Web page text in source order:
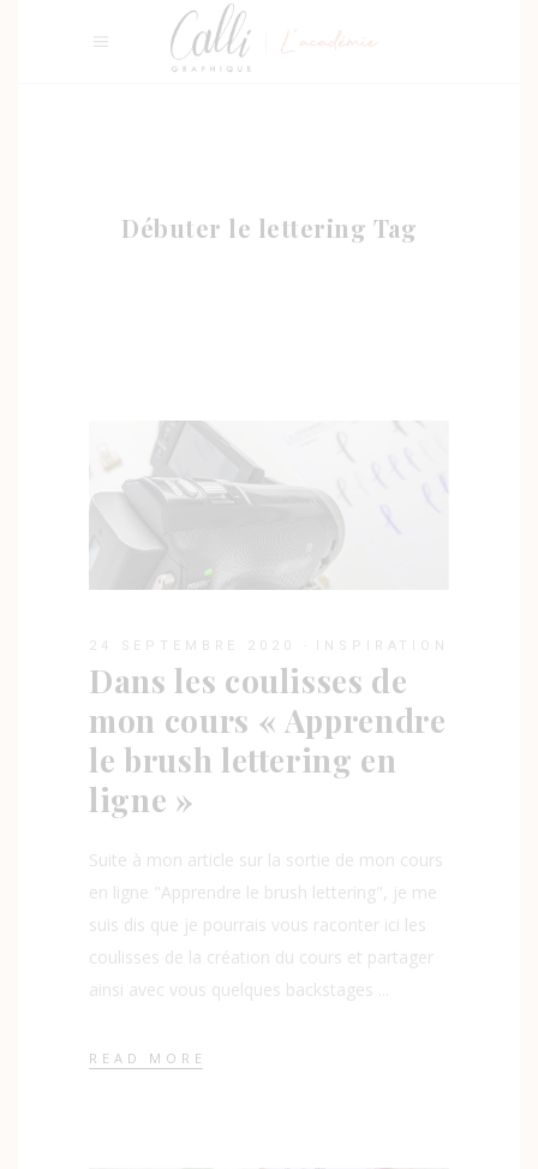
Débuter le lettering Tag
24 SEPTEMBRE 2020 INSPIRATION
Dans les coulisses de
mon cours « Apprendre
le brush lettering en
ligne »
Suite à mon article sur la sortie de mon cours
en ligne "Apprendre le brush lettering", je me
suis dis que je pourrais vous raconter ici les
coulisses de la création du cours et partager
ainsi avec vous quelques backstages
READ MORE